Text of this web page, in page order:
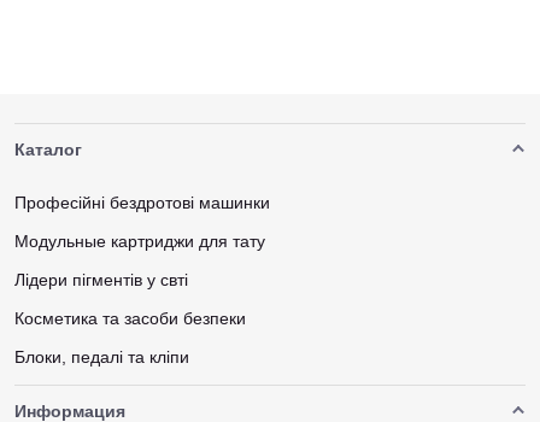
Каталог
Професійні бездротові машинки
Модульные картриджи для тату
Лідери пігментів у свті
Косметика та засоби безпеки
Блоки, педалі та кліпи
Информация